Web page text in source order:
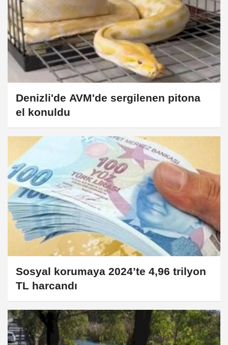
Denizli'de AVM'de sergilenen pitona
el konuldu
Sosyal korumaya 2024’te 4,96 trilyon
TL harcandı